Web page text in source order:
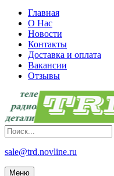
Главная
О Нас
Новости
Контакты
Доставка и оплата
Вакансии
Отзывы
sale@trd.novline.ru
Меню